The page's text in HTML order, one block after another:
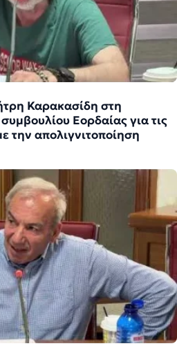
Καρακασίδη στη
Εορδαίας για τις
την απολιγνιτοποίηση